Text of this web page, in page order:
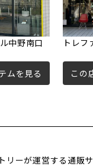
中野南口
ムを見る
トレフ
この
ーが運営する通販